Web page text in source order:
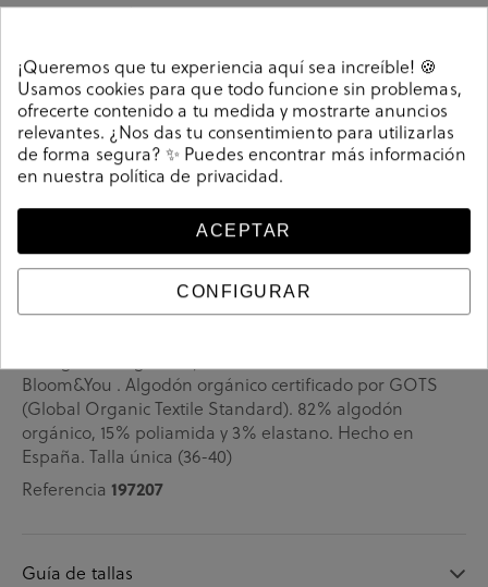
Su diseño es único y le dará un toque natural y distintivo a tu look.
Su fabricación con algodón orgánico aporta un granito de arena a
trabajar por un planeta más sostenible.
COMPLEM. ROPA bloom&you en hueso. Calcetines
combinados en beige y verde oscuro con motivos
Bloom&You . Algodón orgánico certificado por GOTS
(Global Organic Textile Standard). 82% algodón
orgánico, 15% poliamida y 3% elastano. Hecho en
España. Talla única (36-40)
Referencia 197207
Guía de tallas
¡Queremos que tu experiencia aquí sea increíble! 🍪
Usamos cookies para que todo funcione sin problemas,
ofrecerte contenido a tu medida y mostrarte anuncios
relevantes. ¿Nos das tu consentimiento para utilizarlas
de forma segura? ✨ Puedes encontrar más información
en nuestra política de privacidad.
ACEPTAR
CONFIGURAR